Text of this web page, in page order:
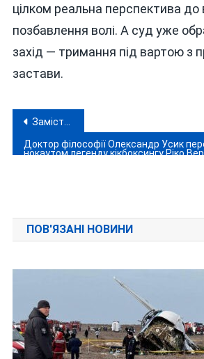
цілком реальна перспектива до
позбавлення волі. А суд уже
захід — тримання під вартою з
застави.
Навігація
записів
Замість кримінальної справи прокуратура через цивільний суд стягує переплачені мільйони за «будинок чекістів» у Вінниці
Доктор філософії Олександр Усик
нокаутом легенду кікбоксингу Ріко
ПОВ'ЯЗАНІ НОВИНИ